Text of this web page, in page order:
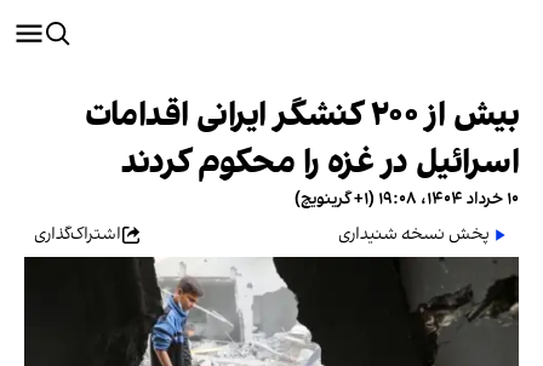
بیش از ۲۰۰ کنشگر ایرانی اقدامات
اسرائیل در غزه را محکوم کردند
۱۰ خرداد ۱۴۰۴، ۱۹:۰۸ (‎+۱ گرینویچ)
پخش نسخه شنیداری
اشتراک‌گذاری